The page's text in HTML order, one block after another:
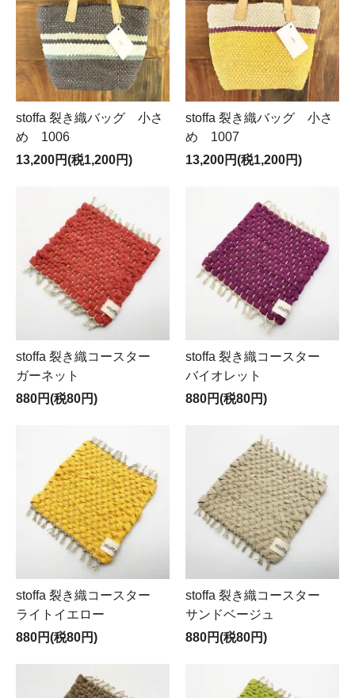
stoffa 裂き織バッグ 小さ
め 1006
13,200円(税1,200円)
stoffa 裂き織バッグ 小さ
め 1007
13,200円(税1,200円)
stoffa 裂き織コースター
ガーネット
880円(税80円)
stoffa 裂き織コースター
バイオレット
880円(税80円)
stoffa 裂き織コースター
ライトイエロー
880円(税80円)
stoffa 裂き織コースター
サンドベージュ
880円(税80円)